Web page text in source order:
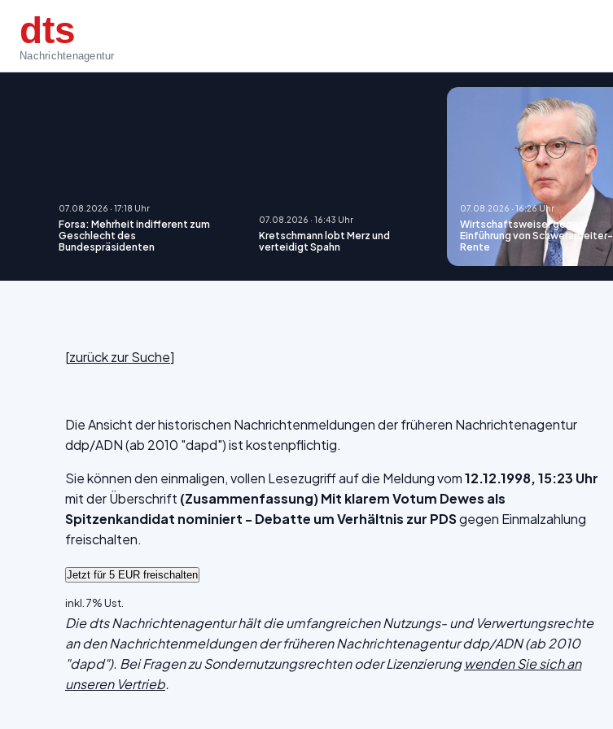
dts
Nachrichtenagentur
07.08.2026 · 17:18 Uhr
Forsa: Mehrheit indifferent zum
Geschlecht des
Bundespräsidenten
07.08.2026 · 16:43 Uhr
Kretschmann lobt Merz und
verteidigt Spahn
07.08.2026 · 16:26 Uhr
Wirtschaftsweiser gegen
Einführung von Schwerarbeiter-
Rente
[zurück zur Suche]
Die Ansicht der historischen Nachrichtenmeldungen der früheren Nachrichtenagentur
ddp/ADN (ab 2010 "dapd") ist kostenpflichtig.
Sie können den einmaligen, vollen Lesezugriff auf die Meldung vom12.12.1998, 15:23 Uhr
mit der Überschrift (Zusammenfassung) Mit klarem Votum Dewes als
Spitzenkandidat nominiert - Debatte um Verhältnis zur PDSgegen Einmalzahlung
freischalten.
inkl. 7% Ust.
Die dts Nachrichtenagentur hält die umfangreichen Nutzungs- und Verwertungsrechte
an den Nachrichtenmeldungen der früheren Nachrichtenagentur ddp/ADN (ab 2010
"dapd"). Bei Fragen zu Sondernutzungsrechten oder Lizenzierungwenden Sie sich an
unseren Vertrieb.